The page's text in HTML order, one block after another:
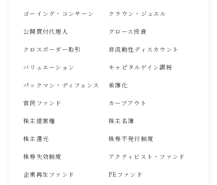
ゴーイング・コンサーン クラウン・ジュエル
公開買付代理人 グロース投資
クロスボーダー取引 非流動性ディスカウント
バリュエーション キャピタルゲイン課税
パックマン・ディフェンス 希薄化
官民ファンド カーブアウト
株主提案権 株主名簿
株主還元 株券不発行制度
株券失効制度 アクティビスト・ファンド
企業再生ファンド PEファンド